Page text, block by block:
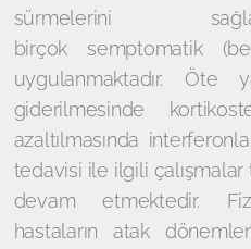
sürmelerini
birçok semptomatik
uygulanmaktadır. Öte
giderilmesinde
azaltılmasında
tedavisi ile ilgili
devam etmektedir.
hastaların atak